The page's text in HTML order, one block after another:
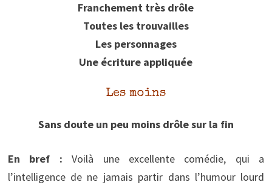
Franchement très drôle
Toutes les trouvailles
Les personnages
Une écriture appliquée
Les moins
Sans doute un peu moins drôle sur la fin
En bref : Voilà une excellente comédie, qui a
l’intelligence de ne jamais partir dans l’humour lourd